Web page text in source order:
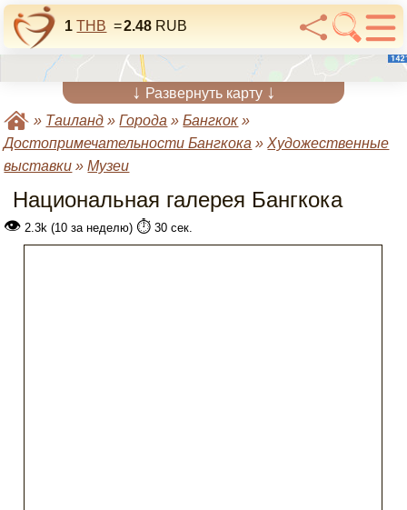
1 THB =2.48 RUB
↓ Развернуть карту ↓
» Таиланд »Города »Бангкок »
Достопримечательности Бангкока »Художественные
выставки »Музеи
Национальная галерея Бангкока
👁 2.3k (10 за неделю) ⏱️ 30 сек.